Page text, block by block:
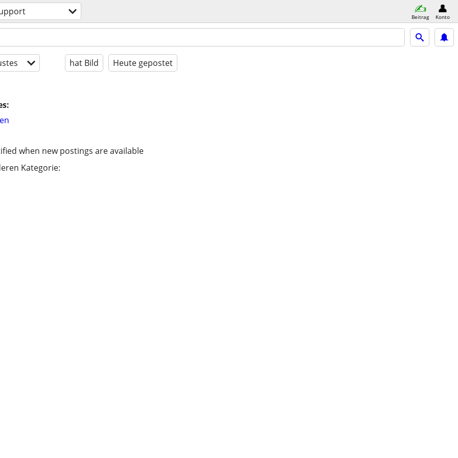
Beitrag Konto
hat Bild Heute gepostet
when new postings are available
Kategorie: